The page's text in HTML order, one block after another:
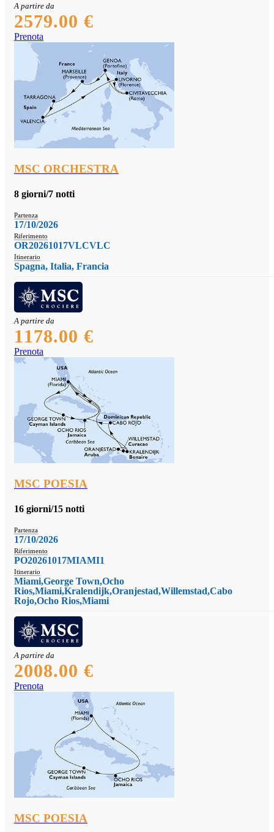
A partire da
2579.00 €
Prenota
MSC ORCHESTRA
8 giorni/7 notti
Partenza
17/10/2026
Riferimento
OR20261017VLCVLC
Itinerario
Spagna, Italia, Francia
A partire da
1178.00 €
Prenota
MSC POESIA
16 giorni/15 notti
Partenza
17/10/2026
Riferimento
PO20261017MIAMI1
Itinerario
Miami,George Town,Ocho
Rios,Miami,Kralendijk,Oranjestad,Willemstad,Cabo
Rojo,Ocho Rios,Miami
A partire da
2008.00 €
Prenota
MSC POESIA